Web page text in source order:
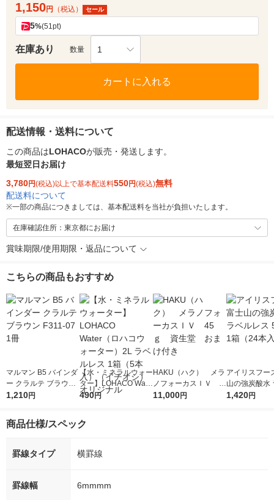
1,150円 （税込） セール
5%(51pt)
在庫あり 数量 1
カートに入れる
配送情報・送料について
この商品はLOHACOが販売・発送します。
最短翌日お届け
3,780円(税込)以上で基本配送料550円(税込)無料
配送料について
※一部の商品につきましては、基本配送料を当社が負担いたします。
在庫確認住所：東京都にお届け
賞味期限/使用期限・返品について
こちらの商品もおすすめ
マルマン B5 バインダ
ー クラルテ ブラウン
F311-07 1冊
1,210円
【水・ミネラルウォー
ター】LOHACO Wate
r（ロハコウォータ
シ） オリジナル
490円
HAKU（ハク） メラ
ノフォーカスＩＶ 4
5ｇ 資生堂 おまけ
11,000円
アイリスフー
山の強炭酸水
レス 500ml 1
1,420円
商品仕様/スペック
罫線タイプ 横罫線
罫線幅 6mmmm